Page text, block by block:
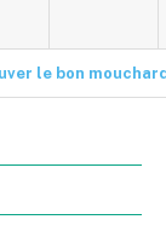
le bon